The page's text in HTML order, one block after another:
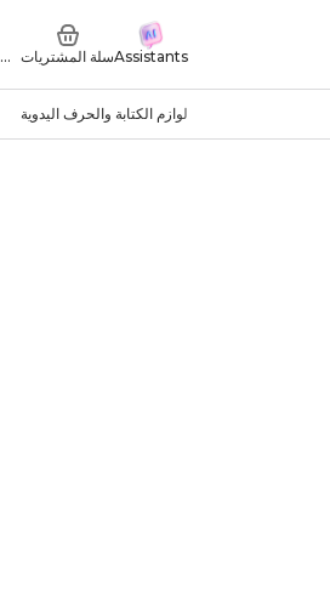
ملف تعريفي للحساب سلة المشترياتAssistants
لوازم الكتابة والحرف اليدوية